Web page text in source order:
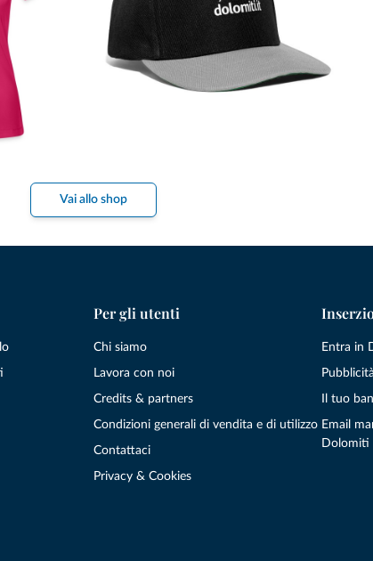
Vai allo shop
Per gli utenti
Chi siamo
Lavora con noi
Credits & partners
Condizioni generali di vendita e di utilizzo
Contattaci
Privacy & Cookies
Entra in
Il tuo
Email
Dolomiti